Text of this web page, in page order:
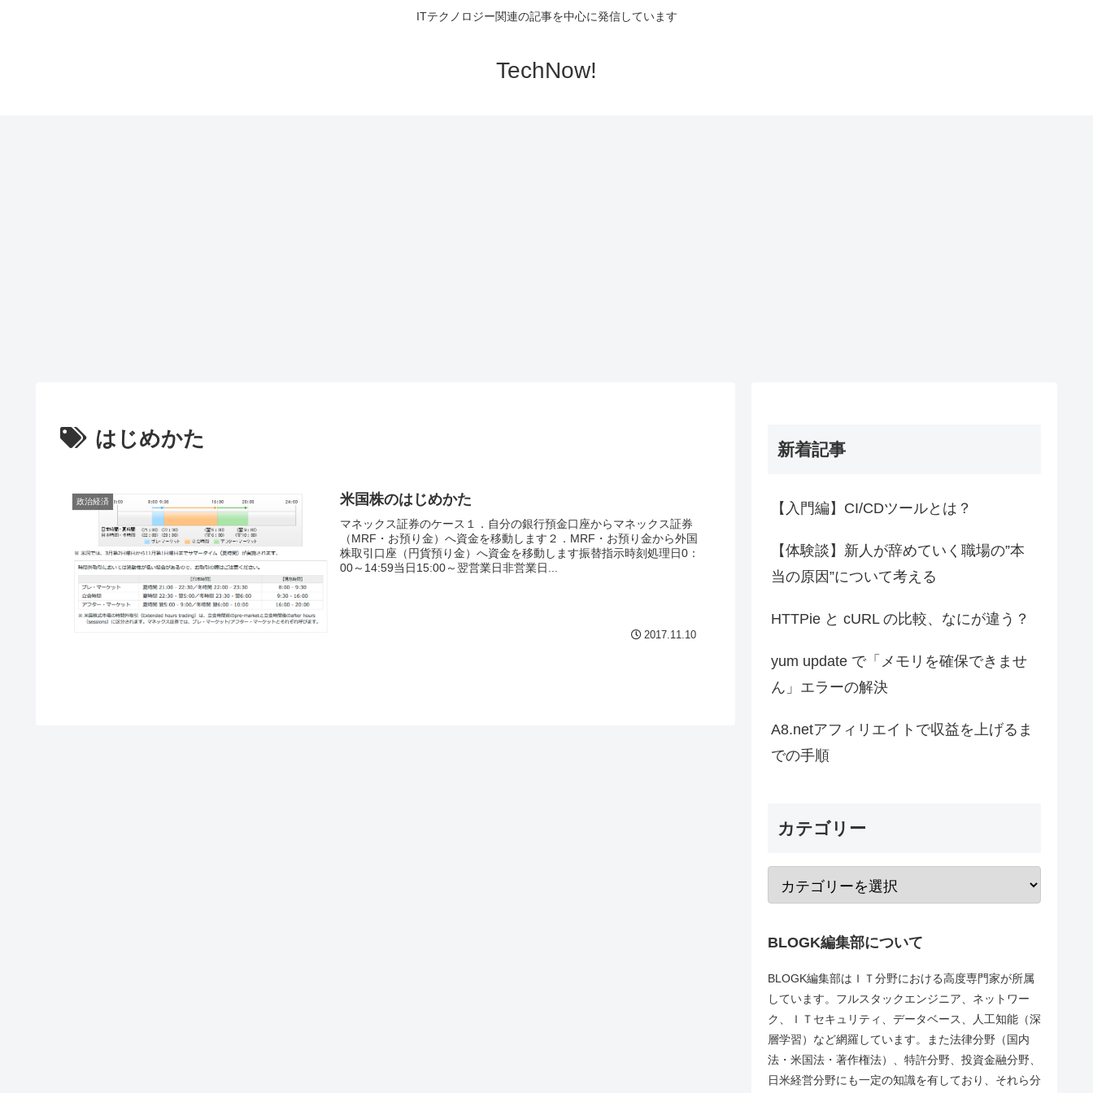
ITテクノロジー関連の記事を中心に発信しています
TechNow!
はじめかた
政治経済 米国株のはじめかた
マネックス証券のケース１．自分の銀行預金口座からマネックス証券
（MRF・お預り金）へ資金を移動します２．MRF・お預り金から外国
株取引口座（円貨預り金）へ資金を移動します振替指示時刻処理日0：
00～14:59当日15:00～翌営業日非営業日...
2017.11.10
新着記事
【入門編】CI/CDツールとは？
【体験談】新人が辞めていく職場の”本
当の原因”について考える
HTTPie と cURL の比較、なにが違う？
yum update で「メモリを確保できませ
ん」エラーの解決
A8.netアフィリエイトで収益を上げるま
での手順
カテゴリー
BLOGK編集部について
BLOGK編集部はＩＴ分野における高度専門家が所属
しています。フルスタックエンジニア、ネットワー
ク、ＩＴセキュリティ、データベース、人工知能（深
層学習）など網羅しています。また法律分野（国内
法・米国法・著作権法）、特許分野、投資金融分野、
日米経営分野にも一定の知識を有しており、それら分